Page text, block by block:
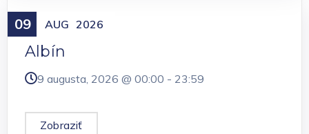
09 AUG 2026
Meniny
Albín
9 augusta, 2026 @ 00:00 - 23:59
Zobraziť